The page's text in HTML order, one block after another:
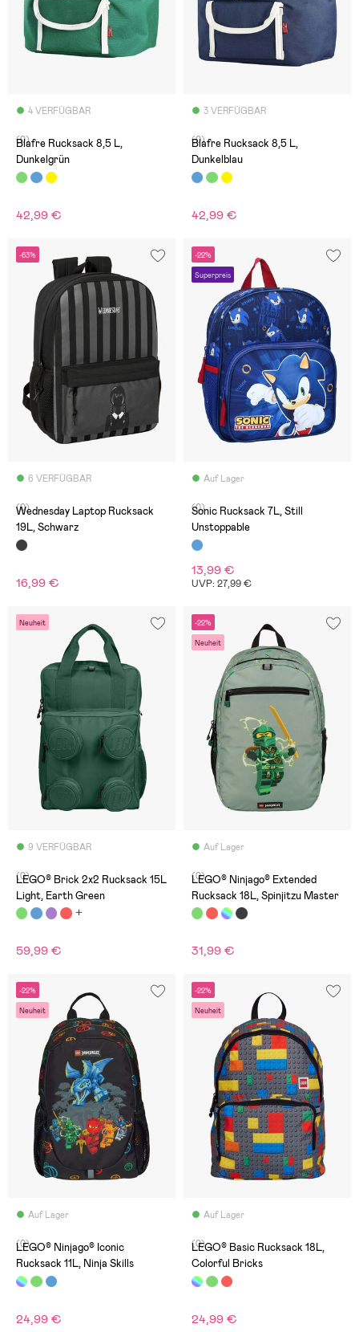
4 VERFÜGBAR
(0)
Blafre Rucksack 8,5 L,
Dunkelgrün
42,99 €
3 VERFÜGBAR
(0)
Blafre Rucksack 8,5 L,
Dunkelblau
42,99 €
-63%
6 VERFÜGBAR
(0)
Wednesday Laptop Rucksack
19L, Schwarz
16,99 €
-22%
Superpreis
Auf Lager
(0)
Sonic Rucksack 7L, Still
Unstoppable
13,99 €
UVP: 27,99 €
Neuheit
9 VERFÜGBAR
(0)
LEGO® Brick 2x2 Rucksack 15L
Light, Earth Green
59,99 €
-22%
Neuheit
Auf Lager
(0)
LEGO® Ninjago® Extended
Rucksack 18L, Spinjitzu Master
31,99 €
-22%
Neuheit
Auf Lager
(0)
LEGO® Ninjago® Iconic
Rucksack 11L, Ninja Skills
24,99 €
-22%
Neuheit
Auf Lager
(0)
LEGO® Basic Rucksack 18L,
Colorful Bricks
24,99 €